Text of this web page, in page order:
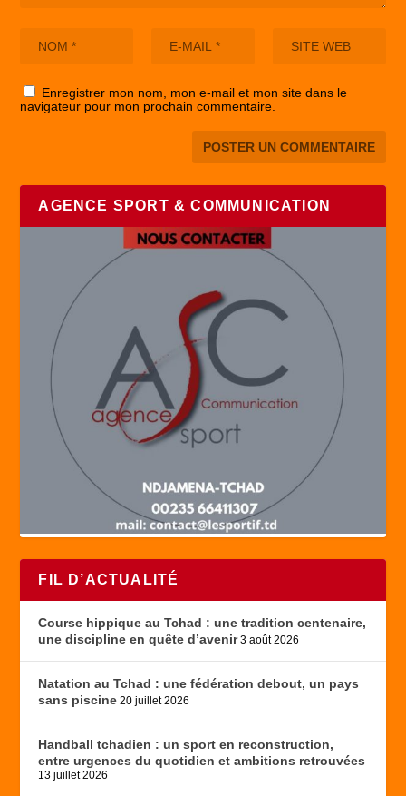
Enregistrer mon nom, mon e-mail et mon site dans le
navigateur pour mon prochain commentaire.
AGENCE SPORT & COMMUNICATION
FIL D’ACTUALITÉ
Course hippique au Tchad : une tradition centenaire,
une discipline en quête d’avenir 3 août 2026
Natation au Tchad : une fédération debout, un pays
sans piscine 20 juillet 2026
Handball tchadien : un sport en reconstruction,
entre urgences du quotidien et ambitions retrouvées
13 juillet 2026